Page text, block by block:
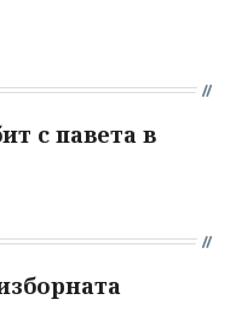
с павета в